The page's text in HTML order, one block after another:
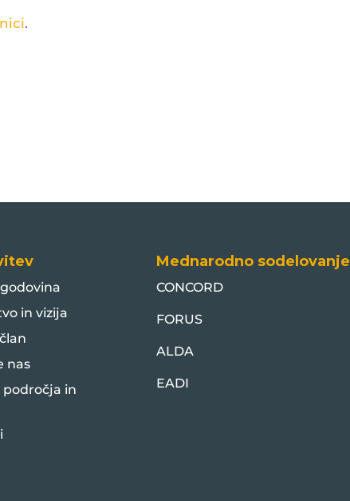
.
in vizija
nas
področja in
Mednarodno sodelovanje
CONCORD
FORUS
ALDA
EADI